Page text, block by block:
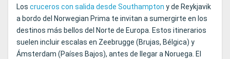
Los cruceros con salida desde Southampton y de Reykjavik
a bordo del Norwegian Prima te invitan a sumergirte en los
destinos más bellos del Norte de Europa. Estos itinerarios
suelen incluir escalas en Zeebrugge (Brujas, Bélgica) y
Ámsterdam (Países Bajos), antes de llegar a Noruega. El